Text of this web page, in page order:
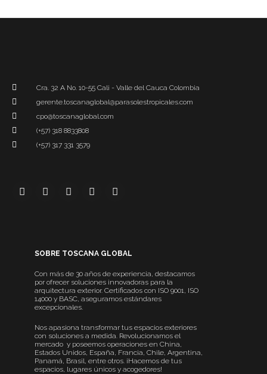
Cra. 32 A No. 10-55 Cali - Valle del Cauca Colombia
gerente.toscanaglobal@parasolestropicales.com
cpo@toscanaglobal.com
(+57) 318 8833808
(+57) 317 331 3579
SOBRE TOSCANA GLOBAL
Con más de 30 años de experiencia, destacamos
por ofrecer soluciones innovadoras para la
arquitectura exterior. Certificados con ISO 9001, ISO
14000 y BASC, aseguramos estándares
excepcionales.
Nos apasiona transformar tus espacios exteriores
con soluciones a medida. Revolucionamos el
mercado y poseemos operaciones en China,
Estados Unidos, España, Francia, Chile, Argentina,
Panamá, Brasil, entre otros. ¡Hacemos de tus
espacios, lugares únicos y acogedores!